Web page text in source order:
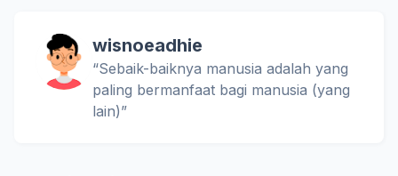
wisnoeadhie
“Sebaik-baiknya manusia adalah yang
paling bermanfaat bagi manusia (yang
lain)”